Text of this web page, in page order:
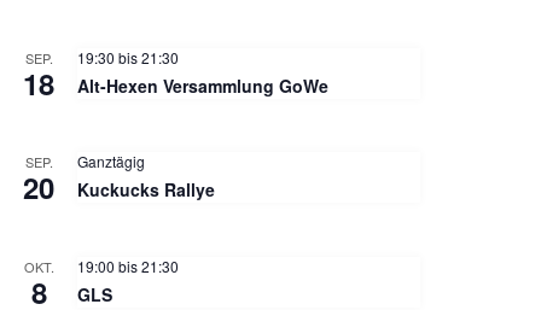
SEP.
18
19:30 bis21:30
Alt-Hexen Versammlung GoWe
SEP.
20
Ganztägig
Kuckucks Rallye
OKT.
8
19:00 bis21:30
GLS